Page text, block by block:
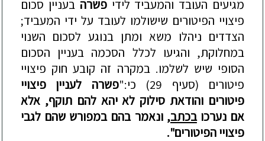
מגיעים העובד והמעביד לידיפשרה בעניין סכום
פיצויי הפיטורים שישולמו לעובד על ידי המעביד;
הצדדים ניהלו משא ומתן בנוגע לסכום השנוי
במחלוקת, והגיעו לכלל הסכמה בעניין הסכום
הסופי שיש לשלמו. במקרה זה קובע חוק פיצויי
פיטורים (סעיף 29) כי:"
פשרה לעניין פיצויי
פיטורים והודאת סילוק לא יהא להם תוקף, אלא
אם נערכובכתב, ונאמר בהם במפורש שהם לגבי
פיצויי הפיטורים".